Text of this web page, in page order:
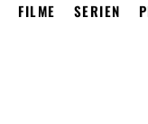
FILME SERIEN